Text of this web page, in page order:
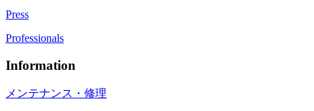
Press
Professionals
Information
メンテナンス・修理